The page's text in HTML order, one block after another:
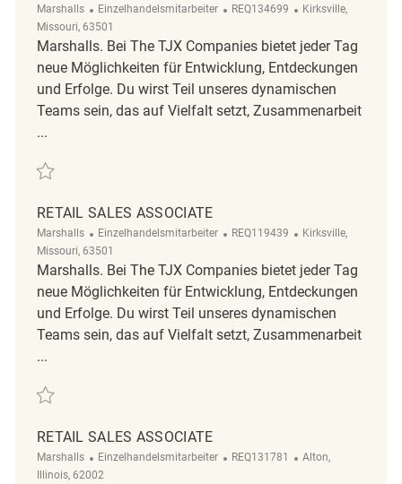
Marshalls Kategorie
Einzelhandelsmitarbeiter ReqId
REQ134699 Ort
Kirksville,
Missouri, 63501
Marshalls. Bei The TJX Companies bietet jeder Tag
neue Möglichkeiten für Entwicklung, Entdeckungen
und Erfolge. Du wirst Teil unseres dynamischen
Teams sein, das auf Vielfalt setzt, Zusammenarbeit
...
Retten Retail Sales Associate REQ134699
RETAIL SALES ASSOCIATE
Marshalls Kategorie
Einzelhandelsmitarbeiter ReqId
REQ119439 Ort
Kirksville,
Missouri, 63501
Marshalls. Bei The TJX Companies bietet jeder Tag
neue Möglichkeiten für Entwicklung, Entdeckungen
und Erfolge. Du wirst Teil unseres dynamischen
Teams sein, das auf Vielfalt setzt, Zusammenarbeit
...
Retten Retail Sales Associate REQ119439
RETAIL SALES ASSOCIATE
Marshalls Kategorie
Einzelhandelsmitarbeiter ReqId
REQ131781 Ort
Alton,
Illinois, 62002